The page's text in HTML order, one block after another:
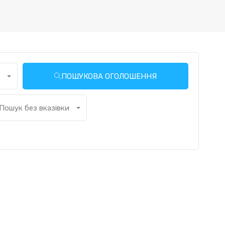
ПОШУКОВА ОГОЛОШЕННЯ
ванних кімнат
Пошук без вказівки кількості гаражів